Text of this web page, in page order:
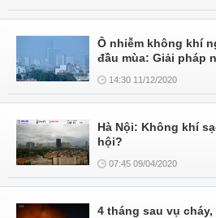
Ô nhiễm không khí
đầu mùa: Giải pháp
14:30 11/12/2020
Hà Nội: Không khí
hội?
07:45 09/04/2020
4 tháng sau vụ